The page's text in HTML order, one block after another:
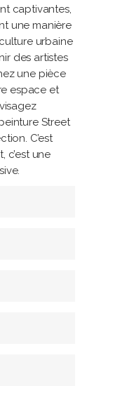
captivantes,
une manière
urbaine
des artistes
une pièce
espace et
Street
C’est
c’est une